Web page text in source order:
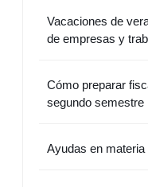
Vacaciones de
de empresas y
Cómo preparar
segundo semestre
Ayudas en